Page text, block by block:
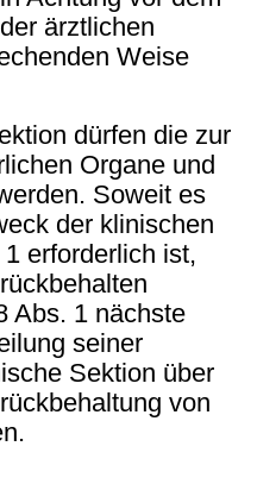
ärztlichen
Weise
dürfen die zur
Organe und
Soweit es
der klinischen
erforderlich ist,
Abs. 1 nächste
seiner
Sektion über
von